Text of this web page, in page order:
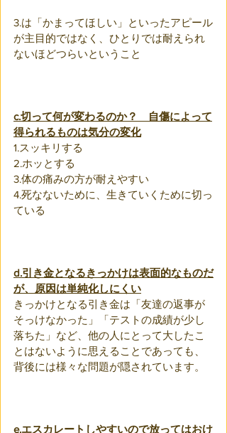
3.は「かまってほしい」といったアピール
が主目的ではなく、ひとりでは耐えられ
ないほどつらいということ
c.切って何が変わるのか？　自傷によって
得られるものは気分の変化
1.スッキリする
2.ホッとする
3.体の痛みの方が耐えやすい
4.死なないために、生きていくために切っ
ている
d.引き金となるきっかけは表面的なものだ
が、原因は単純化しにくい
きっかけとなる引き金は「友達の返事が
そっけなかった」「テストの成績が少し
落ちた」など、他の人にとって大したこ
とはないように思えることであっても、
背後には様々な問題が隠されています。
e.エスカレートしやすいので放ってはおけ